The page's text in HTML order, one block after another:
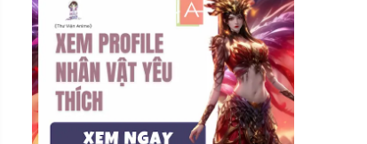
thể nở ra một đóa sen hồng
zániàn
ta tạp niệm
取红线
yuè yòushǒu qǔ hóng xiàn